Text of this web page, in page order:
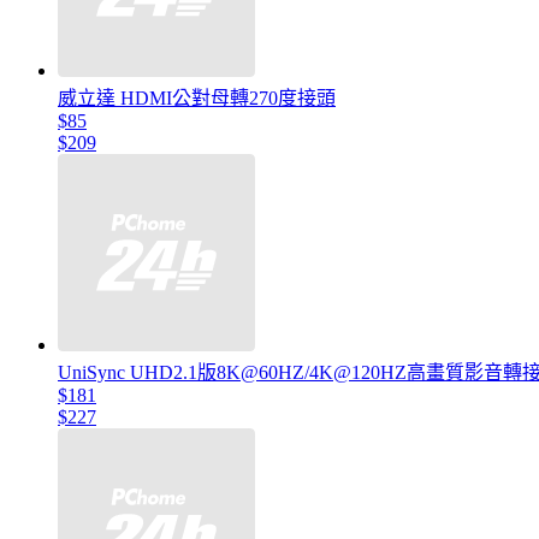
威立達 HDMI公對母轉270度接頭
$85
$209
UniSync UHD2.1版8K@60HZ/4K@120HZ高畫質影音轉
$181
$227